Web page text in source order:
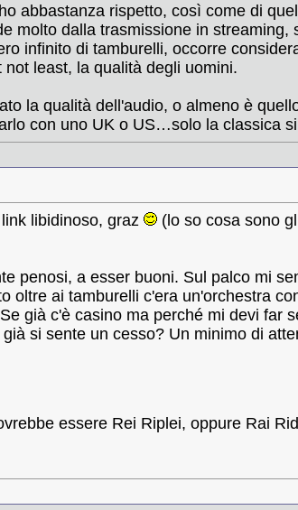
abbastanza rispetto, così come di
molto dalla trasmissione in
infinito di tamburelli, occorre
least, la qualità degli uomini.
la qualità dell'audio, o almeno è
con uno UK o US…solo la classica
libidinoso, graz
(lo so cosa sono
penosi, a esser buoni. Sul palco mi
oltre ai tamburelli c'era un'orchestra
già c'è casino ma perché mi devi far
si sente un cesso? Un minimo di
essere Rei Riplei, oppure Rai